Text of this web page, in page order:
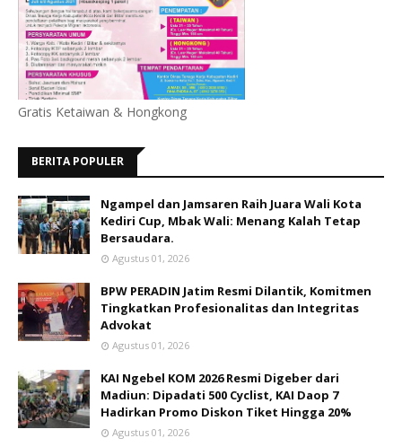
Gratis Ketaiwan & Hongkong
BERITA POPULER
Ngampel dan Jamsaren Raih Juara Wali Kota
Kediri Cup, Mbak Wali: Menang Kalah Tetap
Bersaudara.
Agustus 01, 2026
BPW PERADIN Jatim Resmi Dilantik, Komitmen
Tingkatkan Profesionalitas dan Integritas
Advokat
Agustus 01, 2026
KAI Ngebel KOM 2026 Resmi Digeber dari
Madiun: Dipadati 500 Cyclist, KAI Daop 7
Hadirkan Promo Diskon Tiket Hingga 20%
Agustus 01, 2026